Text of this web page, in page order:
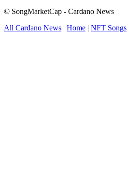
© SongMarketCap - Cardano News
All Cardano News | Home | NFT Songs